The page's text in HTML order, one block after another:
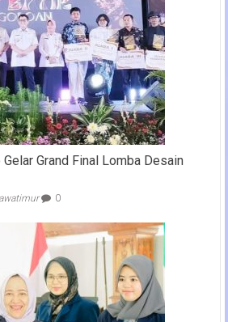
Grand Final Lomba Desain
0